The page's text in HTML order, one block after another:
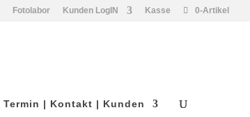
Fotolabor Kunden LogIN Kasse 0-Artikel
Termin | Kontakt | Kunden